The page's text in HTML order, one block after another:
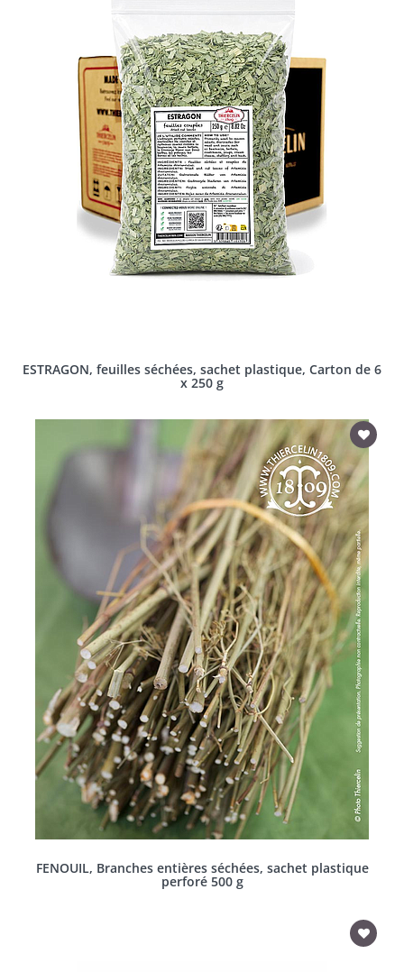
ESTRAGON, feuilles séchées, sachet plastique, Carton de 6
x 250 g
FENOUIL, Branches entières séchées, sachet plastique
perforé 500 g